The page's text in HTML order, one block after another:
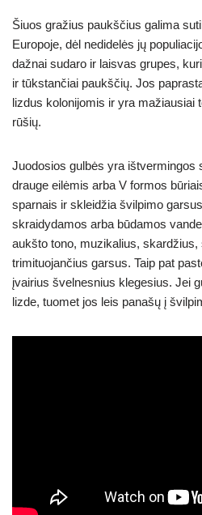
Šiuos gražius paukščius galima
Europoje, dėl nedidelės jų
dažnai sudaro ir laisvas grupes,
ir tūkstančiai paukščių. Jos
lizdus kolonijomis ir yra mažiausiai
rūšių.
Juodosios gulbės yra ištvermingos
drauge eilėmis arba V formos
sparnais ir skleidžia švilpimo
skraidydamos arba būdamos
aukšto tono, muzikalius, skardžius,
trimituojančius garsus. Taip pat
įvairius švelnesnius klegesius. Jei
lizde, tuomet jos leis panašų į